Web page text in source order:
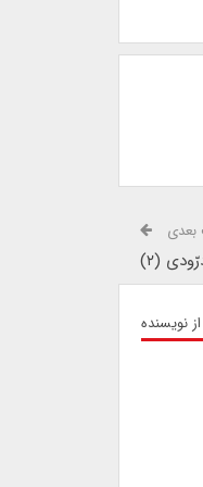
(۲)
نویسنده